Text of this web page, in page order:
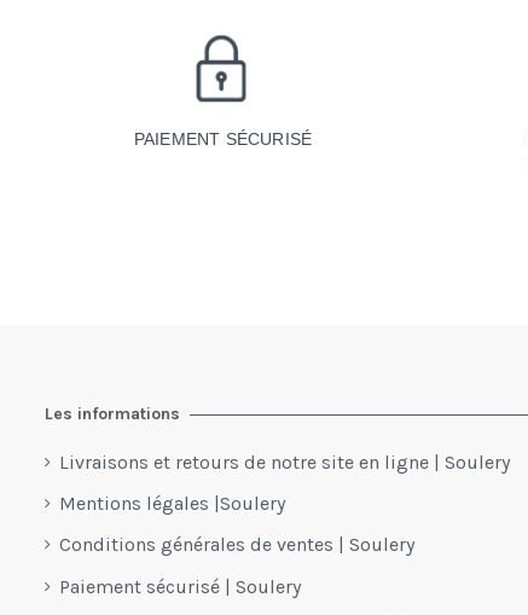
PAIEMENT SÉCURISÉ
Les informations
Livraisons et retours de notre site en ligne | Soulery
Mentions légales |Soulery
Conditions générales de ventes | Soulery
Paiement sécurisé | Soulery